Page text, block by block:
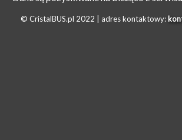
© CristalBUS.pl 2022 | adres kontaktowy: